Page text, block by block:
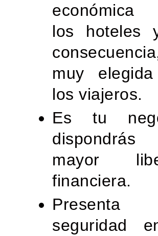
económica
los hoteles
muy
los viajeros.
Es tu
mayor
financiera.
Presenta
seguridad